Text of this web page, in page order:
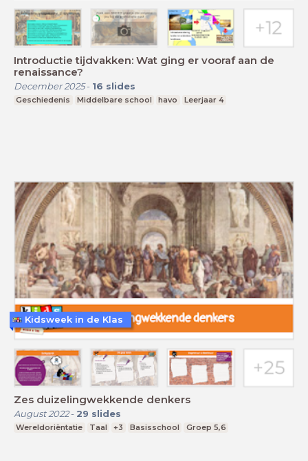
Introductie tijdvakken: Wat ging er vooraf aan de
renaissance?
December 2025- 16 slides
Geschiedenis Middelbare school havo Leerjaar 4
Zes duizelingwekkende denkers
August 2022- 29 slides
Wereldoriëntatie Taal +3 Basisschool Groep 5,6
Kidsweek in de Klas